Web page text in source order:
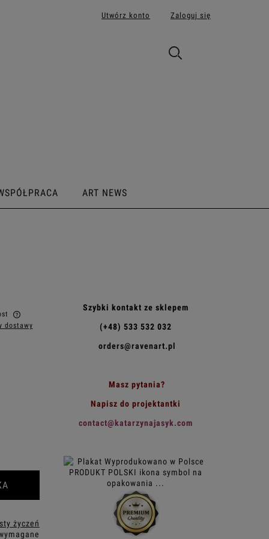
Utwórz konto Zaloguj się
ART NEWS
dostawy
życzeń
Szybki kontakt ze sklepem
(+48) 533 532 032
orders@ravenart.pl
Masz pytania?
Napisz do projektantki
contact@katarzynajasyk.com